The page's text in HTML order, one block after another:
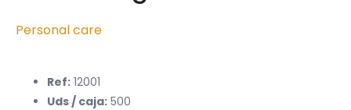
Personal care
Ref: 12001
Uds / caja: 500